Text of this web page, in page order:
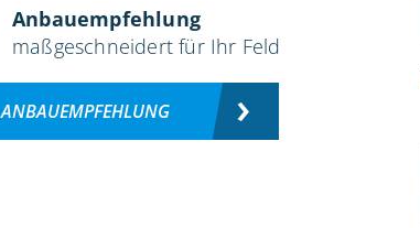
Anbauempfehlung
maßgeschneidert für Ihr Feld
ANBAUEMPFEHLUNG